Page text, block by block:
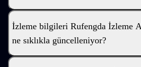
İzleme bilgileri Rufengda İzleme
ne sıklıkla güncelleniyor?